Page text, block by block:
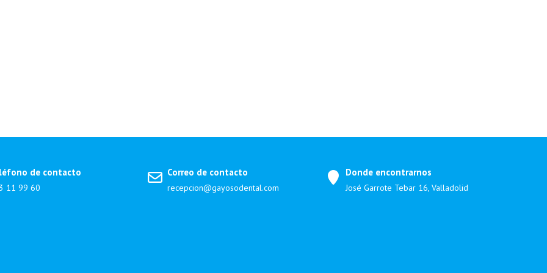
de contacto
11 99 60
Correo de contacto
recepcion@gayosodental.com
Donde encontrarnos
José Garrote Tebar 16, Valladolid